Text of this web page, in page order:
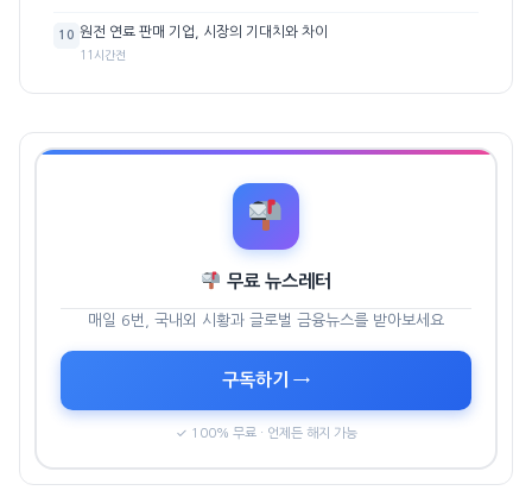
10 원전 연료 판매 기업, 시장의 기대치와 차이
11시간전
무료 뉴스레터
매일 6번, 국내외 시황과 글로벌 금융뉴스를 받아보세요
구독하기 →
✓ 100% 무료 · 언제든 해지 가능